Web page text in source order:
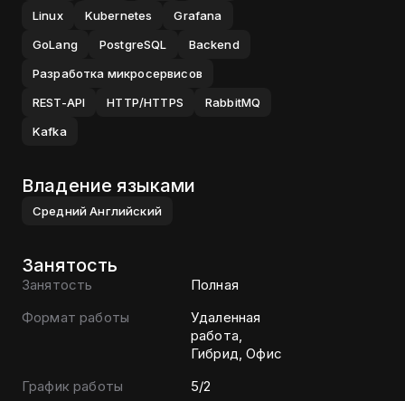
Linux
Kubernetes
Grafana
GoLang
PostgreSQL
Backend
Разработка микросервисов
REST-API
HTTP/HTTPS
RabbitMQ
Kafka
Владение языками
Средний Английский
Занятость
Занятость
Полная
Формат работы
Удаленная
работа,
Гибрид, Офис
График работы
5/2